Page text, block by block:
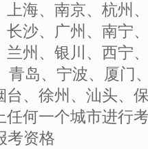
上海、南京、杭州
长沙、广州、南宁
兰州、银川、西宁
青岛、宁波、厦门
台、徐州、汕头、
任何一个城市进行
考资格